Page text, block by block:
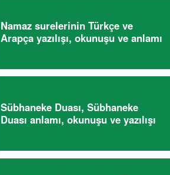
Namaz surelerinin Türkçe ve
Arapça yazılışı, okunuşu ve anlamı
Sübhaneke Duası, Sübhaneke
Duası anlamı, okunuşu ve yazılışı